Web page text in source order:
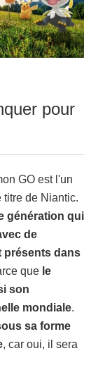
pour
GO est l'un
titre de Niantic.
génération qui
de
présents dans
que le
son
mondiale.
sa forme
, car oui, il sera